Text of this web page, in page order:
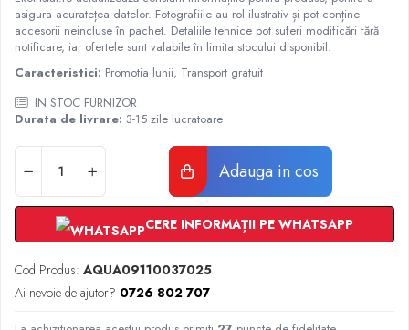
Radiatoare Otel Vogel&Noot
Radiatoare Otel Korado
Radiatoare de Baie Purmo Banga
Automatizare Termostate
Detectoare
Termostate centrala ambient
Detectoare de gaz si electrovalve
Detectoare de inundatie
Automatizari centrala termica
Stabilizatoare de tensiune
Panouri solare apa calda
Accesorii panouri solare apa calda
Kituri panouri solare apa calda
asigura acuratețea datelor. Fotografiile au rol ilustrativ și pot conține
accesorii neincluse în pachet. Detaliile tehnice pot suferi modificări fără
notificare, iar ofertele sunt valabile în limita stocului disponibil.
Caracteristici: Promotia lunii, Transport gratuit
IN STOC FURNIZOR
Durata de livrare: 3-15 zile lucratoare
Adauga in cos
CERE INFORMAȚII PE WHATSAPP
Cod Produs: AQUA09110037025
Ai nevoie de ajutor? 0726 802 707